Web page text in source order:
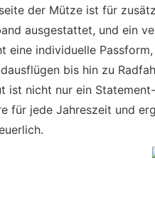
der Mütze ist für
ausgestattet, und ein
eine individuelle
bis hin zu
ist nicht nur ein
für jede Jahreszeit und